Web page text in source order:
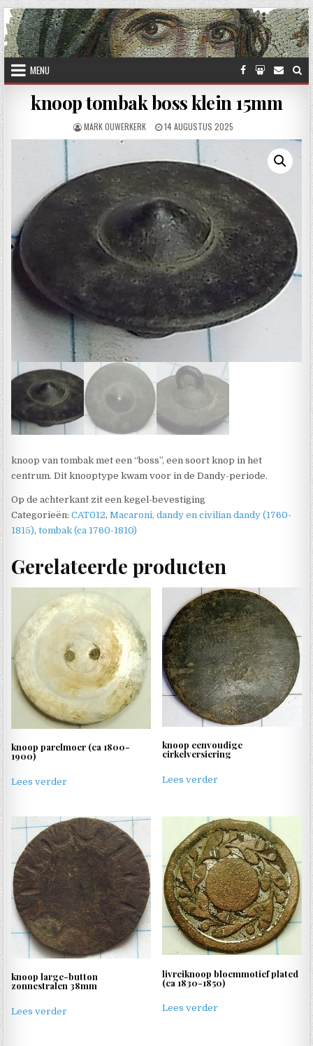
Skip to content
MENU
knoop tombak boss klein 15mm
AUTHOR:
MARK OUWERKERK PUBLISHED DATE:
14 AUGUSTUS 2025
knoop van tombak met een “boss”, een soort knop in het
centrum. Dit knooptype kwam voor in de Dandy-periode.
Op de achterkant zit een kegel-bevestiging
Categorieën:CAT012,Macaroni, dandy en civilian dandy (1760-
1815),tombak (ca 1760-1810)
Gerelateerde producten
knoop parelmoer (ca 1800-
1900)
Lees verder
knoop eenvoudige
cirkelversiering
Lees verder
knoop large-button
zonnestralen 38mm
Lees verder
livreiknoop bloemmotief plated
(ca 1830-1850)
Lees verder